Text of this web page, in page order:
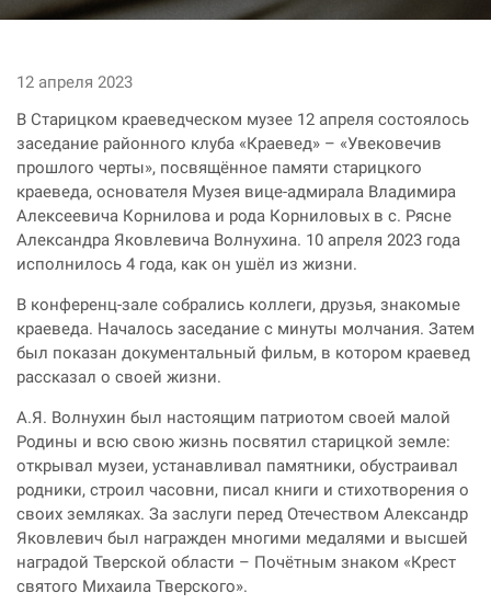
12 апреля 2023
В Старицком краеведческом музее 12 апреля состоялось
заседание районного клуба «Краевед» – «Увековечив
прошлого черты», посвящённое памяти старицкого
краеведа, основателя Музея вице-адмирала Владимира
Алексеевича Корнилова и рода Корниловых в с. Рясне
Александра Яковлевича Волнухина. 10 апреля 2023 года
исполнилось 4 года, как он ушёл из жизни.
В конференц-зале собрались коллеги, друзья, знакомые
краеведа. Началось заседание с минуты молчания. Затем
был показан документальный фильм, в котором краевед
рассказал о своей жизни.
А.Я. Волнухин был настоящим патриотом своей малой
Родины и всю свою жизнь посвятил старицкой земле:
открывал музеи, устанавливал памятники, обустраивал
родники, строил часовни, писал книги и стихотворения о
своих земляках. За заслуги перед Отечеством Александр
Яковлевич был награжден многими медалями и высшей
наградой Тверской области – Почётным знаком «Крест
святого Михаила Тверского».